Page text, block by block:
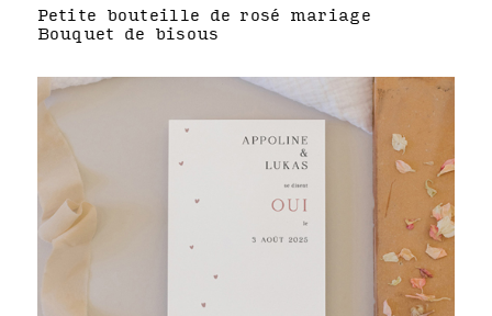
Petite bouteille de rosé mariage
Bouquet de bisous